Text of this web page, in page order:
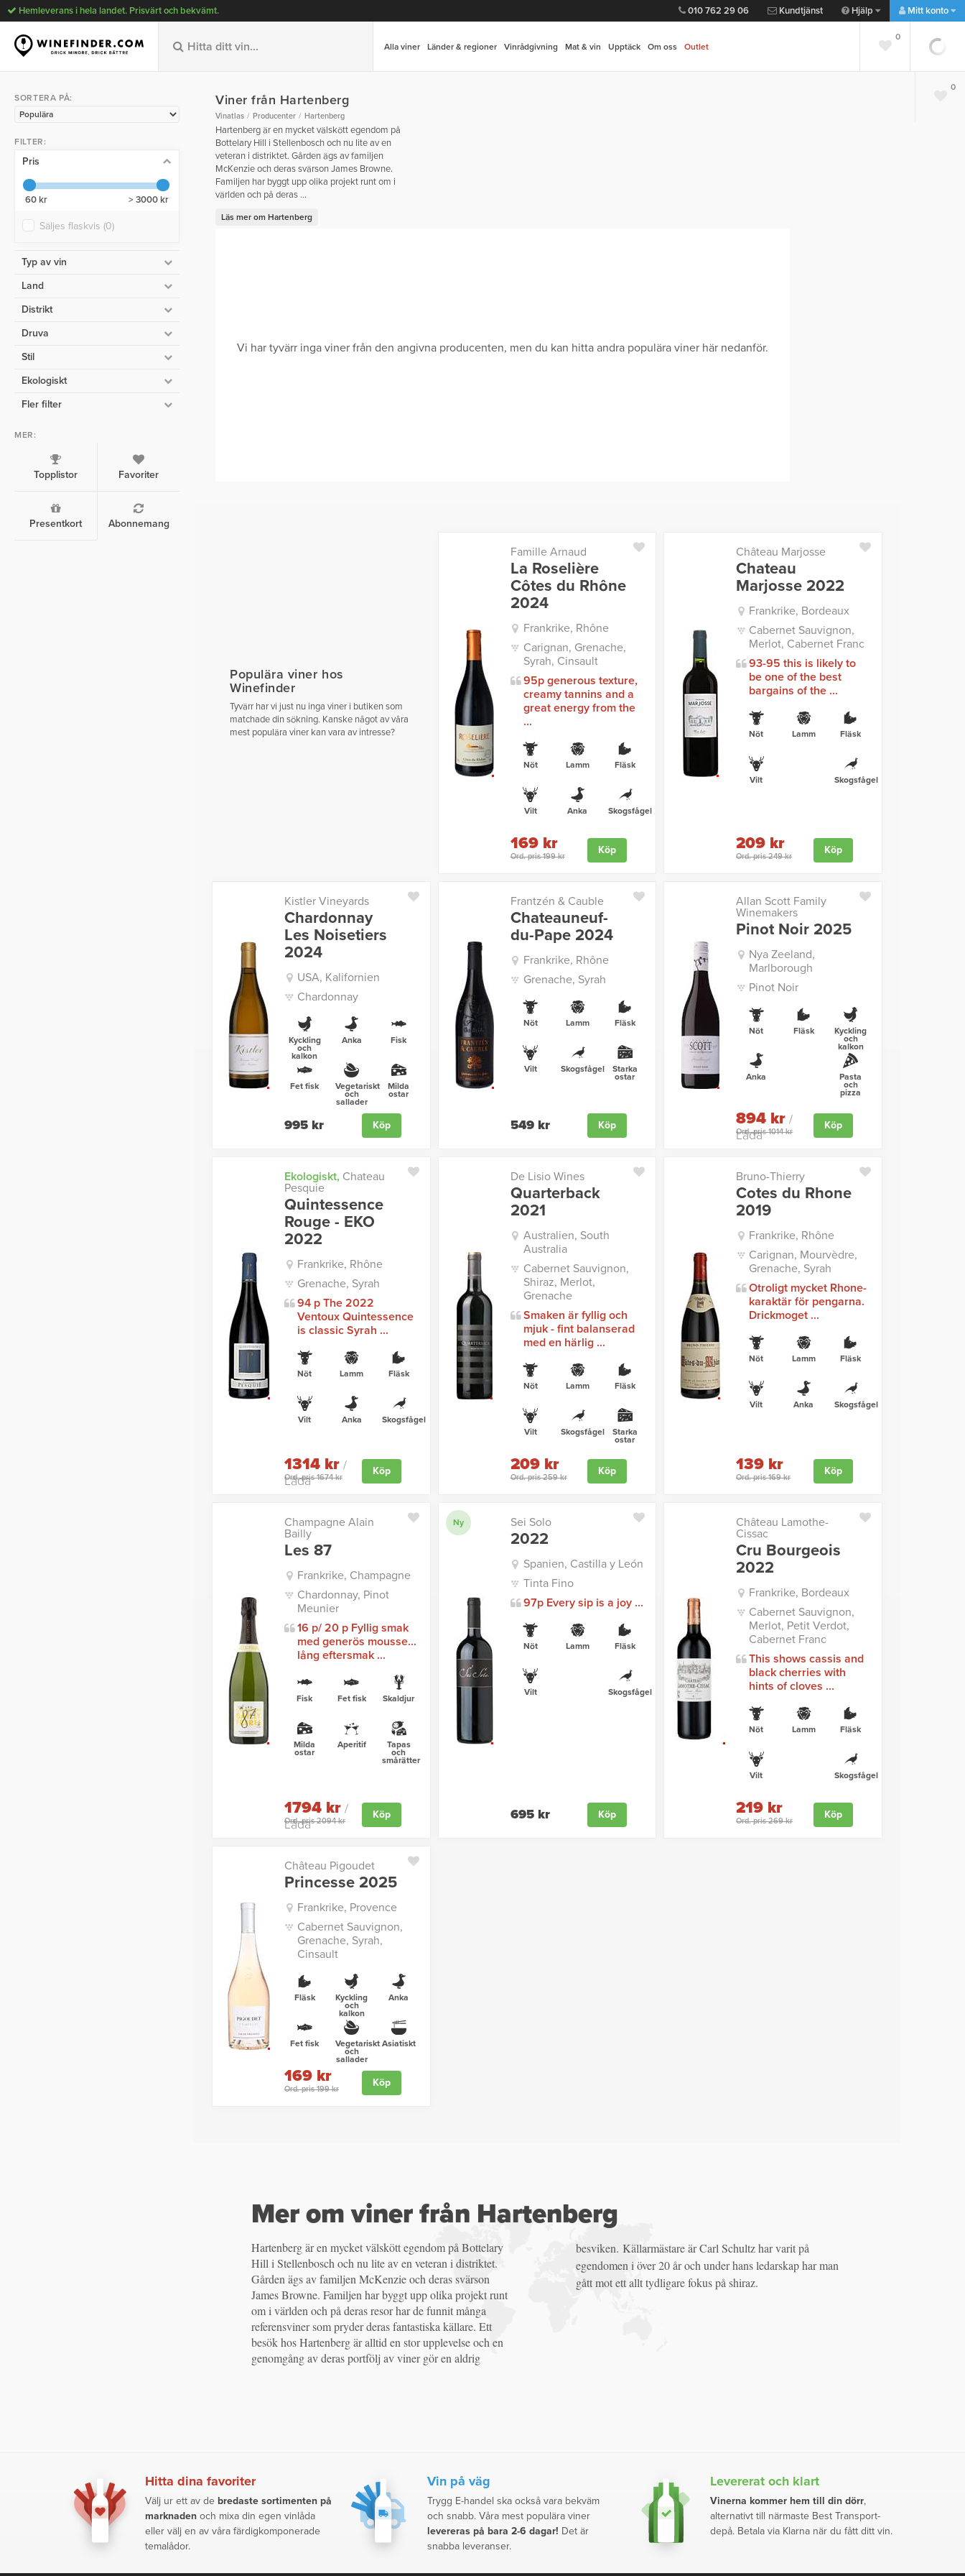
010 762 29 06 Kundtjänst Hjälp Mitt konto
Hemleverans i hela landet. Prisvärt och bekvämt.
Alla viner Länder & regioner Vinrådgivning Mat & vin Upptäck Om oss Outlet
0
0
Viner från Hartenberg
Vinatlas Producenter Hartenberg
Hartenberg är en mycket välskött egendom på
Bottelary Hill i Stellenbosch och nu lite av en
veteran i distriktet. Gården ägs av familjen
McKenzie och deras svärson James Browne.
Familjen har byggt upp olika projekt runt om i
världen och på deras ...
Läs mer om Hartenberg
Vi har tyvärr inga viner från den angivna producenten, men du kan hitta andra populära viner här nedanför.
Populära viner hos
Winefinder
Tyvärr har vi just nu inga viner i butiken som
matchade din sökning. Kanske något av våra
mest populära viner kan vara av intresse?
Famille Arnaud
La Roselière
Côtes du Rhône
2024
Frankrike, Rhône
Carignan, Grenache,
Syrah, Cinsault
95p generous texture,
creamy tannins and a
great energy from the
...
Nöt Lamm Fläsk
Vilt Anka Skogsfågel
Ord. pris 199 kr
169 kr Köp
Château Marjosse
Chateau
Marjosse 2022
Frankrike, Bordeaux
Cabernet Sauvignon,
Merlot, Cabernet Franc
93-95 this is likely to
be one of the best
bargains of the ...
Nöt Lamm Fläsk
Vilt Skogsfågel
Ord. pris 249 kr
209 kr Köp
Kistler Vineyards
Chardonnay
Les Noisetiers
2024
USA, Kalifornien
Chardonnay
Kyckling
och
kalkon
Anka Fisk
Fet fisk Vegetariskt
och
sallader
Milda
ostar
995 kr Köp
Frantzén & Cauble
Chateauneuf-
du-Pape 2024
Frankrike, Rhône
Grenache, Syrah
Nöt Lamm Fläsk
Vilt Skogsfågel Starka
ostar
549 kr Köp
Allan Scott Family
Winemakers
Pinot Noir 2025
Nya Zeeland,
Marlborough
Pinot Noir
Nöt Fläsk Kyckling
och
kalkon
Anka Pasta
och
pizza
Ord. pris 1014 kr
894 kr /
Låda
Köp
Ekologiskt, Chateau
Pesquie
Quintessence
Rouge - EKO
2022
Frankrike, Rhône
Grenache, Syrah
94 p The 2022
Ventoux Quintessence
is classic Syrah ...
Nöt Lamm Fläsk
Vilt Anka Skogsfågel
Ord. pris 1674 kr
1314 kr /
Låda
Köp
De Lisio Wines
Quarterback
2021
Australien, South
Australia
Cabernet Sauvignon,
Shiraz, Merlot,
Grenache
Smaken är fyllig och
mjuk - fint balanserad
med en härlig ...
Nöt Lamm Fläsk
Vilt Skogsfågel Starka
ostar
Ord. pris 259 kr
209 kr Köp
Bruno-Thierry
Cotes du Rhone
2019
Frankrike, Rhône
Carignan, Mourvèdre,
Grenache, Syrah
Otroligt mycket Rhone-
karaktär för pengarna.
Drickmoget ...
Nöt Lamm Fläsk
Vilt Anka Skogsfågel
Ord. pris 169 kr
139 kr Köp
Champagne Alain
Bailly
Les 87
Frankrike, Champagne
Chardonnay, Pinot
Meunier
16 p/ 20 p Fyllig smak
med generös mousse...
lång eftersmak ...
Fisk Fet fisk Skaldjur
Milda
ostar
Aperitif Tapas
och
smårätter
Ord. pris 2094 kr
1794 kr /
Låda
Köp
Ny Sei Solo
2022
Spanien, Castilla y León
Tinta Fino
97p Every sip is a joy ...
Nöt Lamm Fläsk
Vilt Skogsfågel
695 kr Köp
Château Lamothe-
Cissac
Cru Bourgeois
2022
Frankrike, Bordeaux
Cabernet Sauvignon,
Merlot, Petit Verdot,
Cabernet Franc
This shows cassis and
black cherries with
hints of cloves ...
Nöt Lamm Fläsk
Vilt Skogsfågel
Ord. pris 269 kr
219 kr Köp
Château Pigoudet
Princesse 2025
Frankrike, Provence
Cabernet Sauvignon,
Grenache, Syrah,
Cinsault
Fläsk Kyckling
och
kalkon
Anka
Fet fisk Vegetariskt
och
sallader
Asiatiskt
Ord. pris 199 kr
169 kr Köp
Mer om viner från Hartenberg
Hartenberg är en mycket välskött egendom på Bottelary
Hill i Stellenbosch och nu lite av en veteran i distriktet.
Gården ägs av familjen McKenzie och deras svärson
James Browne. Familjen har byggt upp olika projekt runt
om i världen och på deras resor har de funnit många
referensviner som pryder deras fantastiska källare. Ett
besök hos Hartenberg är alltid en stor upplevelse och en
genomgång av deras portfölj av viner gör en aldrig
besviken. Källarmästare är Carl Schultz har varit på
egendomen i över 20 år och under hans ledarskap har man
gått mot ett allt tydligare fokus på shiraz.
SORTERA PÅ:
FILTER:
Pris
> 3000 kr
60 kr
Säljes flaskvis (0)
Typ av vin
Land
Distrikt
Druva
Stil
Ekologiskt
Fler filter
MER:
Topplistor Favoriter
Presentkort Abonnemang
Hitta dina favoriter
Välj ur ett av de bredaste sortimenten på
marknaden och mixa din egen vinlåda
eller välj en av våra färdigkomponerade
temalådor.
Vin på väg
Trygg E-handel ska också vara bekväm
och snabb. Våra mest populära viner
levereras på bara 2-6 dagar! Det är
snabba leveranser.
Levererat och klart
Vinerna kommer hem till din dörr,
alternativt till närmaste Best Transport-
depå. Betala via Klarna när du fått ditt vin.